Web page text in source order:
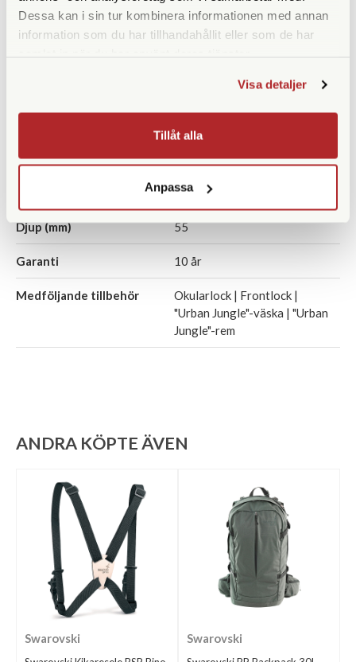
Dessa kan i sin tur kombinera informationen med annan
information som du har tillhandahållit eller som de har
Visa detaljer
Tillåt alla
Anpassa
Prismatyp Takkantsprisma
Ögonavstånd/Eye relief
16
Höjd (mm) 127
118
Djup (mm) 55
Garanti 10 år
Medföljande tillbehör
Okularlock | Frontlock |
"Urban Jungle"-väska | "Urban
Jungle"-rem
ANDRA KÖPTE ÄVEN
Swarovski Swarovski